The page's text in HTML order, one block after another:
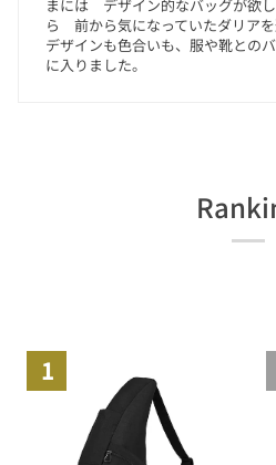
まには デザイン的なバッグが欲
ら 前から気になっていたダリアを
デザインも色合いも、服や靴との
に入りました。
1